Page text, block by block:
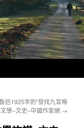
迅1925年的“發找九宮格
學–文史–中國作家網 →